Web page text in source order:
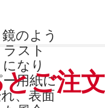
のよう
スト
なり
用紙に
、表面
ご注